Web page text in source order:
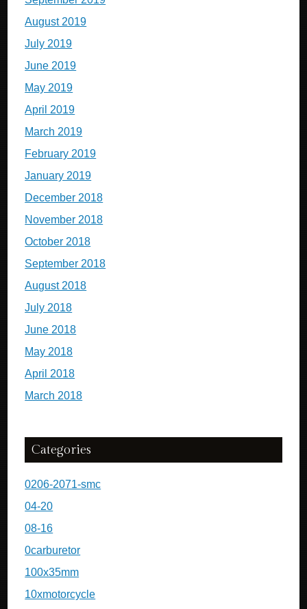
August 2019
July 2019
June 2019
May 2019
April 2019
March 2019
February 2019
January 2019
December 2018
November 2018
October 2018
September 2018
August 2018
July 2018
June 2018
May 2018
April 2018
March 2018
Categories
0206-2071-smc
04-20
08-16
0carburetor
100x35mm
10xmotorcycle